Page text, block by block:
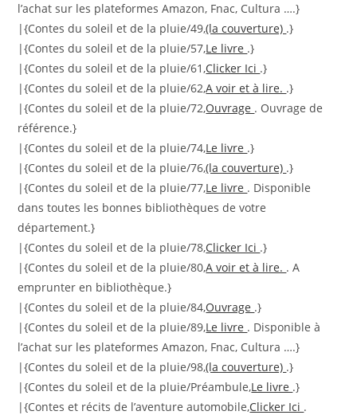
l’achat sur les plateformes Amazon, Fnac, Cultura ….}
|{Contes du soleil et de la pluie/49,(la couverture) .}
|{Contes du soleil et de la pluie/57,Le livre .}
|{Contes du soleil et de la pluie/61,Clicker Ici .}
|{Contes du soleil et de la pluie/62,A voir et à lire. .}
|{Contes du soleil et de la pluie/72,Ouvrage . Ouvrage de
référence.}
|{Contes du soleil et de la pluie/74,Le livre .}
|{Contes du soleil et de la pluie/76,(la couverture) .}
|{Contes du soleil et de la pluie/77,Le livre . Disponible
dans toutes les bonnes bibliothèques de votre
département.}
|{Contes du soleil et de la pluie/78,Clicker Ici .}
|{Contes du soleil et de la pluie/80,A voir et à lire. . A
emprunter en bibliothèque.}
|{Contes du soleil et de la pluie/84,Ouvrage .}
|{Contes du soleil et de la pluie/89,Le livre . Disponible à
l’achat sur les plateformes Amazon, Fnac, Cultura ….}
|{Contes du soleil et de la pluie/98,(la couverture) .}
|{Contes du soleil et de la pluie/Préambule,Le livre .}
|{Contes et récits de l’aventure automobile,Clicker Ici .